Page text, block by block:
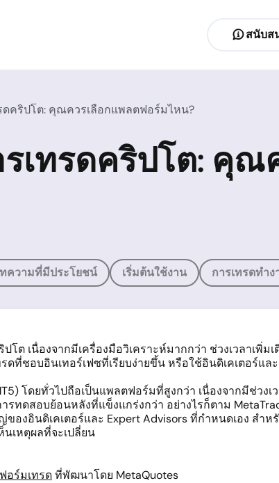
สนับส
ดคริปโต: คุณควรเลือกแพลตฟอร์มไหน?
รเทรดคริปโต: คุณ
ความที่มีประโยชน์ เริ่มต้นใช้งาน การเทรดทำง
ต เนื่องจากมีเครื่องมือวิเคราะห์มากกว่า ช่วงเวลาเพิ่
ดที่ชอบอินเทอร์เฟซที่เรียบง่ายขึ้น หรือใช้อินดิเคเตอร์แ
โดยทั่วไปถือเป็นแพลตฟอร์มที่สูงกว่า เนื่องจากมีช่วงเ
ทดสอบย้อนหลังที่แข็งแกร่งกว่า อย่างไรก็ตาม
องอินดิเคเตอร์และ Expert Advisors ที่กำหนดเอง สำ
เหตุผลที่จะเปลี่ยน
อร์มเทรดที่พัฒนาโดย MetaQuotes